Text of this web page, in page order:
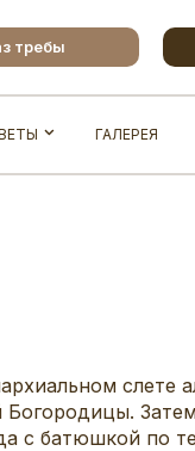
требы
ГАЛЕРЕЯ
слете
с батюшкой по